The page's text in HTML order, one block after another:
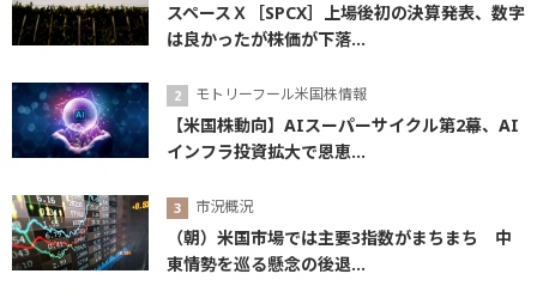
スペースＸ［SPCX］上場後初の決算発表、数字
は良かったが株価が下落...
モトリーフール米国株情報
【米国株動向】AIスーパーサイクル第2幕、AI
インフラ投資拡大で恩恵...
市況概況
（朝）米国市場では主要3指数がまちまち 中
東情勢を巡る懸念の後退...